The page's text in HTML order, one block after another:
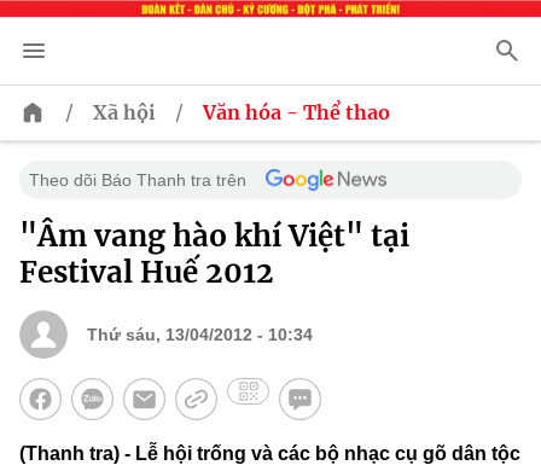
/ Xã hội / Văn hóa - Thể thao
Theo dõi Báo Thanh tra trên
"Âm vang hào khí Việt" tại
Festival Huế 2012
Thứ sáu, 13/04/2012 - 10:34
(Thanh tra) - Lễ hội trống và các bộ nhạc cụ gõ dân tộc